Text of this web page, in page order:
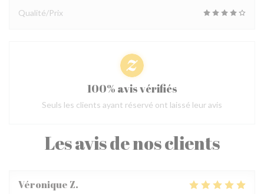
Les avis de nos clients
Véronique Z
Qualité/Prix
100% avis vérifiés
Seuls les clients ayant réservé ont laissé leur avis